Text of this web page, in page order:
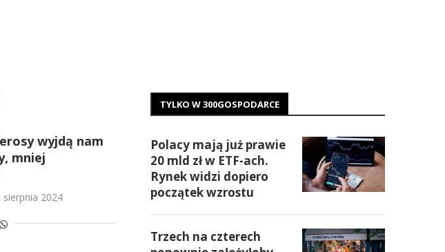
wyjdą nam
mniej
sierpnia 2024
TYLKO W 300GOSPODARCE
Polacy mają już prawie
20 mld zł w ETF-ach.
Rynek widzi dopiero
początek wzrostu
Trzech na czterech